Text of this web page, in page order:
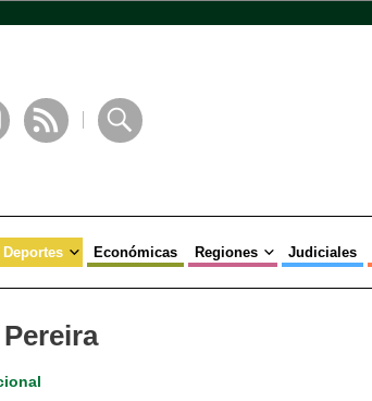
Deportes Económicas Regiones Judiciales